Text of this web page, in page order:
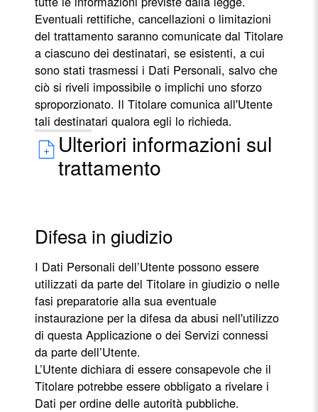
Eventuali rettifiche, cancellazioni o limitazioni
del trattamento saranno comunicate dal Titolare
a ciascuno dei destinatari, se esistenti, a cui
sono stati trasmessi i Dati Personali, salvo che
ciò si riveli impossibile o implichi uno sforzo
sproporzionato. Il Titolare comunica all'Utente
tali destinatari qualora egli lo richieda.
Ulteriori informazioni sul
trattamento
Difesa in giudizio
I Dati Personali dell’Utente possono essere
utilizzati da parte del Titolare in giudizio o nelle
fasi preparatorie alla sua eventuale
instaurazione per la difesa da abusi nell'utilizzo
di questa Applicazione o dei Servizi connessi
da parte dell’Utente.
L’Utente dichiara di essere consapevole che il
Titolare potrebbe essere obbligato a rivelare i
Dati per ordine delle autorità pubbliche.